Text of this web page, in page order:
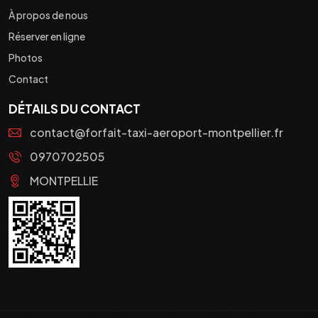
À propos de nous
Réserver en ligne
Photos
Contact
DÉTAILS DU CONTACT
contact@forfait-taxi-aeroport-montpellier.fr
0970702505
MONTPELLIE